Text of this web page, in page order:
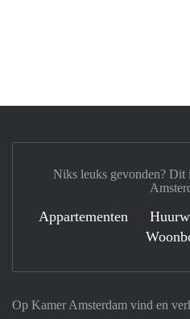
Op Kamer Amsterdam vind en
Niks leuks gevonden? Dit
Appartementen